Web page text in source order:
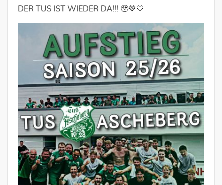
DER TUS IST WIEDER DA!!! 🥹💚🤍